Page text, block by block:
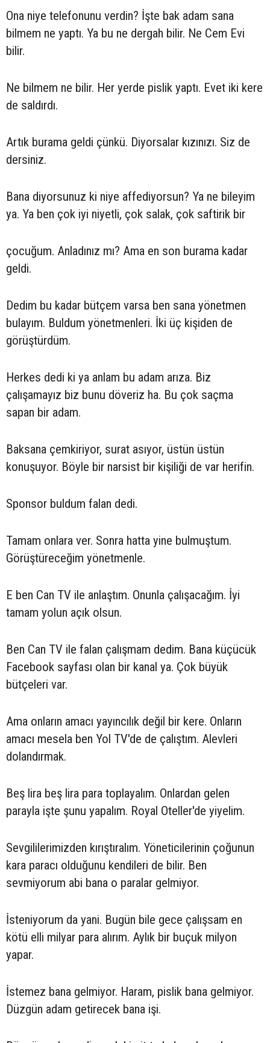
Ona niye telefonunu verdin? İşte bak adam sana
bilmem ne yaptı. Ya bu ne dergah bilir. Ne Cem Evi
bilir.
Ne bilmem ne bilir. Her yerde pislik yaptı. Evet iki kere
de saldırdı.
Artık burama geldi çünkü. Diyorsalar kızınızı. Siz de
dersiniz.
Bana diyorsunuz ki niye affediyorsun? Ya ne bileyim
ya. Ya ben çok iyi niyetli, çok salak, çok saftirik bir
çocuğum. Anladınız mı? Ama en son burama kadar
geldi.
Dedim bu kadar bütçem varsa ben sana yönetmen
bulayım. Buldum yönetmenleri. İki üç kişiden de
görüştürdüm.
Herkes dedi ki ya anlam bu adam arıza. Biz
çalışamayız biz bunu döveriz ha. Bu çok saçma
sapan bir adam.
Baksana çemkiriyor, surat asıyor, üstün üstün
konuşuyor. Böyle bir narsist bir kişiliği de var herifin.
Sponsor buldum falan dedi.
Tamam onlara ver. Sonra hatta yine bulmuştum.
Görüştüreceğim yönetmenle.
E ben Can TV ile anlaştım. Onunla çalışacağım. İyi
tamam yolun açık olsun.
Ben Can TV ile falan çalışmam dedim. Bana küçücük
Facebook sayfası olan bir kanal ya. Çok büyük
bütçeleri var.
Ama onların amacı yayıncılık değil bir kere. Onların
amacı mesela ben Yol TV'de de çalıştım. Alevleri
dolandırmak.
Beş lira beş lira para toplayalım. Onlardan gelen
parayla işte şunu yapalım. Royal Oteller'de yiyelim.
Sevgililerimizden kırıştıralım. Yöneticilerinin çoğunun
kara paracı olduğunu kendileri de bilir. Ben
sevmiyorum abi bana o paralar gelmiyor.
İsteniyorum da yani. Bugün bile gece çalışsam en
kötü elli milyar para alırım. Aylık bir buçuk milyon
yapar.
İstemez bana gelmiyor. Haram, pislik bana gelmiyor.
Düzgün adam getirecek bana işi.